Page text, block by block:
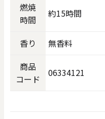
燃焼
時間
約15時間
香り
無香料
商品
コード
06334121